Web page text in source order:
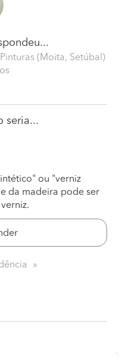
(Moita, Setúbal)
seria...
ou "verniz
da madeira pode ser